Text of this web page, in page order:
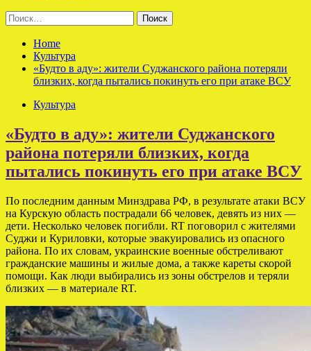
Найти:
Home
Культура
«Будто в аду»: жители Суджанского района потеряли
близких, когда пытались покинуть его при атаке ВСУ
Культура
«Будто в аду»: жители Суджанского
района потеряли близких, когда
пытались покинуть его при атаке ВСУ
По последним данным Минздрава РФ, в результате атаки ВСУ
на Курскую область пострадали 66 человек, девять из них —
дети. Несколько человек погибли. RT поговорил с жителями
Суджи и Куриловки, которые эвакуировались из опасного
района. По их словам, украинские военные обстреливают
гражданские машины и жилые дома, а также кареты скорой
помощи. Как люди выбирались из зоны обстрелов и теряли
близких — в материале RT.